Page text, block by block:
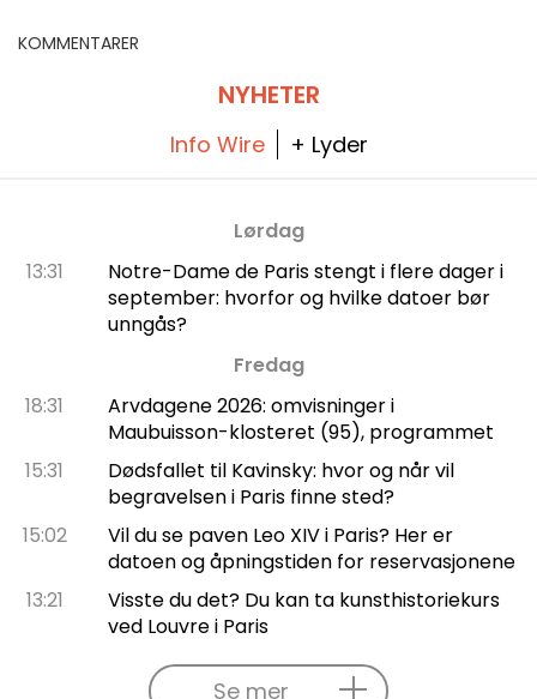
KOMMENTARER
NYHETER
Info Wire + Lyder
Lørdag
13:31
Notre-Dame de Paris stengt i flere dager i
september: hvorfor og hvilke datoer bør
unngås?
Fredag
18:31
Arvdagene 2026: omvisninger i
Maubuisson-klosteret (95), programmet
15:31
Dødsfallet til Kavinsky: hvor og når vil
begravelsen i Paris finne sted?
15:02
Vil du se paven Leo XIV i Paris? Her er
datoen og åpningstiden for reservasjonene
13:21
Visste du det? Du kan ta kunsthistoriekurs
ved Louvre i Paris
Se mer